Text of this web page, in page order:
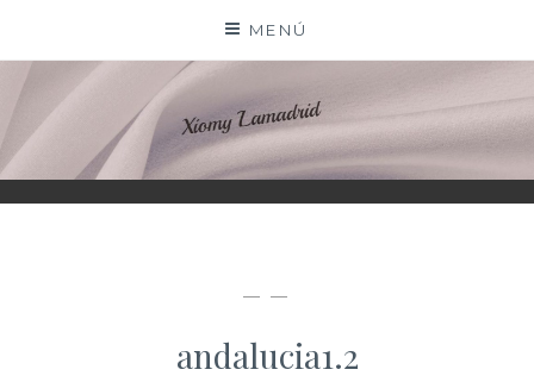
contenido
MENÚ
XIOMY LAMADRID
— —
andalucia1.2